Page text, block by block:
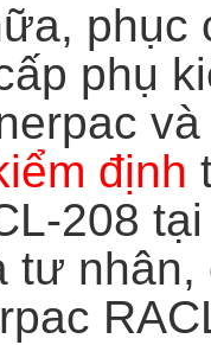
phụ
định
208
tư